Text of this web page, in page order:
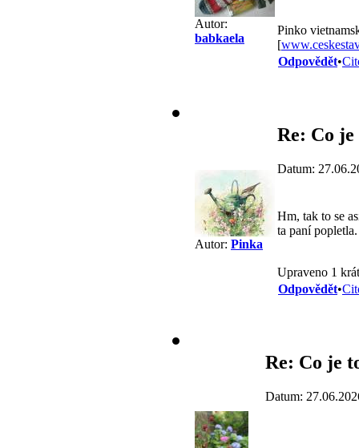
Autor:
babkaela
Pinko
[
Odpovědět•
Autor: Pinka
Re: Co
Datum:
Hm, tak to se
ta paní popletla.
Upraveno 1
Odpovědět•
Re: Co je
Datum: